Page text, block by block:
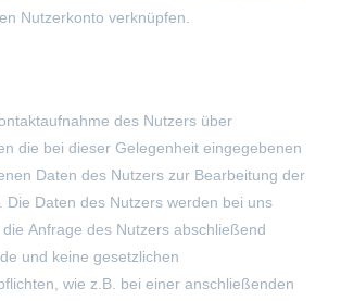
Nutzerkonto verknüpfen.
des Nutzers über
die bei dieser Gelegenheit eingegebenen
Daten des Nutzers zur Bearbeitung der
Die Daten des Nutzers werden bei uns
Anfrage des Nutzers abschließend
und keine gesetzlichen
wie z.B. bei einer anschließenden